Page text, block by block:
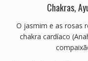
Chakras,
O jasmim e as rosas
chakra cardíaco